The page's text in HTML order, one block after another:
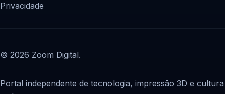
Privacidade
© 2026 Zoom Digital.
Portal independente de tecnologia, impressão 3D e cultura